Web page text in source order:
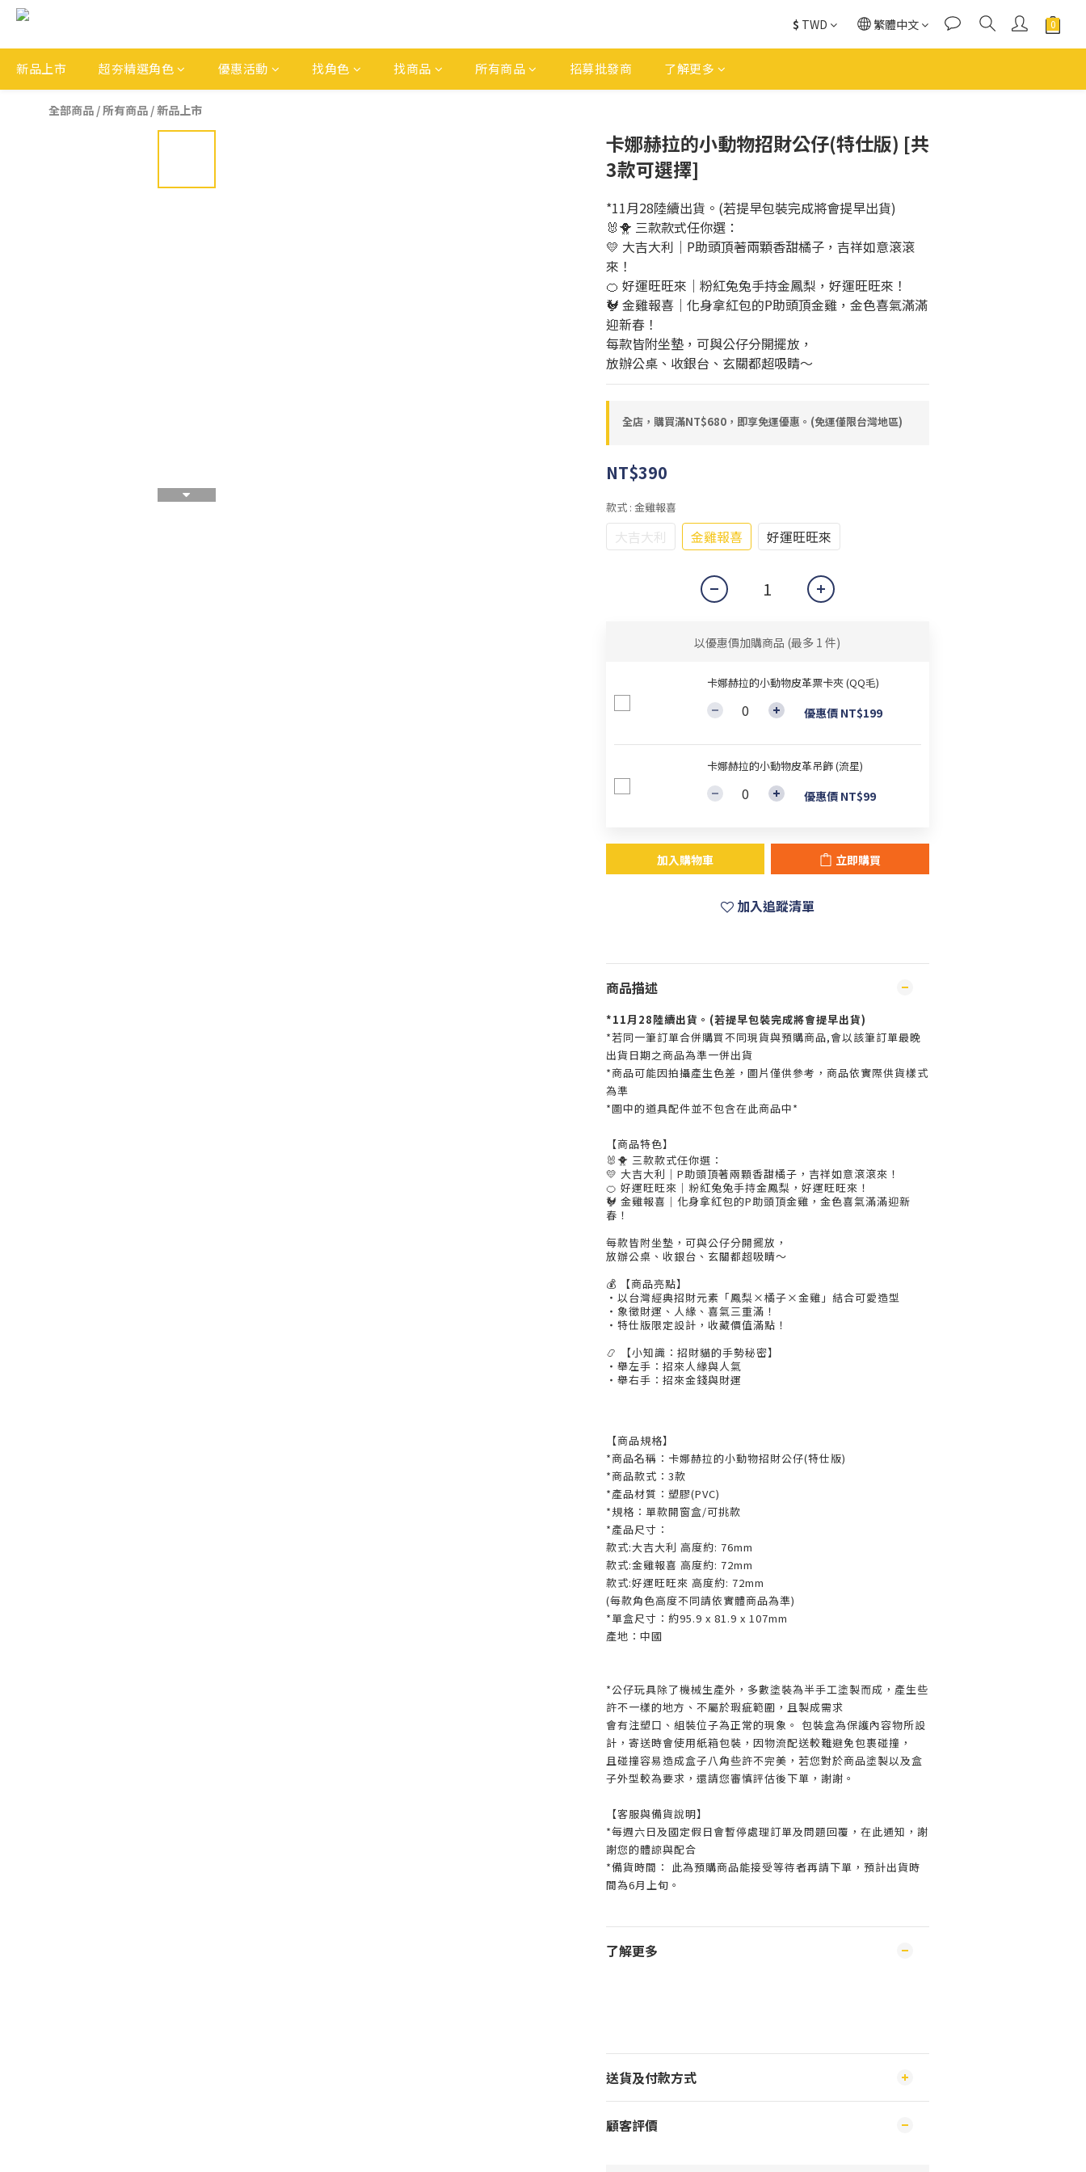
$ TWD 繁體中文
新品上市 超夯精選角色 優惠活動 找角色 找商品 所有商品 招募批發商 了解更多
全部商品 /所有商品 /新品上市
卡娜赫拉的小動物招財公仔(特仕版) [共
3款可選擇]
*11月28陸續出貨。(若提早包裝完成將會提早出貨)
🐰🐥 三款款式任你選：
💛 大吉大利｜P助頭頂著兩顆香甜橘子，吉祥如意滾滾
來！
🍊 好運旺旺來｜粉紅兔兔手持金鳳梨，好運旺旺來！
🐓 金雞報喜｜化身拿紅包的P助頭頂金雞，金色喜氣滿滿
迎新春！
每款皆附坐墊，可與公仔分開擺放，
放辦公桌、收銀台、玄關都超吸睛～
全店，購買滿NT$680，即享免運優惠。(免運僅限台灣地區)
NT$390
款式 : 金雞報喜
大吉大利 金雞報喜 好運旺旺來
以優惠價加購商品 (最多 1 件)
卡娜赫拉的小動物皮革票卡夾 (QQ毛)
優惠價 NT$199
卡娜赫拉的小動物皮革吊飾 (流星)
優惠價 NT$99
加入購物車 立即購買
加入追蹤清單
商品描述
*11月28陸續出貨。(若提早包裝完成將會提早出貨)
*若同一筆訂單合併購買不同現貨與預購商品,會以該筆訂單最晚
出貨日期之商品為準一併出貨
*商品可能因拍攝產生色差，圖片僅供參考，商品依實際供貨樣式
為準
*圖中的道具配件並不包含在此商品中*
【商品特色】
🐰🐥 三款款式任你選：
💛 大吉大利｜P助頭頂著兩顆香甜橘子，吉祥如意滾滾來！
🍊 好運旺旺來｜粉紅兔兔手持金鳳梨，好運旺旺來！
🐓 金雞報喜｜化身拿紅包的P助頭頂金雞，金色喜氣滿滿迎新
春！
每款皆附坐墊，可與公仔分開擺放，
放辦公桌、收銀台、玄關都超吸睛～
💰 【商品亮點】
・以台灣經典招財元素「鳳梨×橘子×金雞」結合可愛造型
・象徵財運、人緣、喜氣三重滿！
・特仕版限定設計，收藏價值滿點！
📿 【小知識：招財貓的手勢秘密】
・舉左手：招來人緣與人氣
・舉右手：招來金錢與財運
【商品規格】
*商品名稱：卡娜赫拉的小動物招財公仔(特仕版)
*商品款式：3款
*產品材質：塑膠(PVC)
*規格：單款開窗盒/可挑款
*產品尺寸：
款式:大吉大利 高度約: 76mm
款式:金雞報喜 高度約: 72mm
款式:好運旺旺來 高度約: 72mm
(每款角色高度不同請依實體商品為準)
*單盒尺寸：約95.9 x 81.9 x 107mm
產地：中國
*公仔玩具除了機械生產外，多數塗裝為半手工塗製而成，產生些
許不一樣的地方、不屬於瑕疵範圍，且製成需求
會有注塑口、組裝位子為正常的現象。 包裝盒為保護內容物所設
計，寄送時會使用紙箱包裝，因物流配送較難避免包裹碰撞，
且碰撞容易造成盒子八角些許不完美，若您對於商品塗製以及盒
子外型較為要求，還請您審慎評估後下單，謝謝。
【客服與備貨說明】
*每週六日及國定假日會暫停處理訂單及問題回覆，在此通知，謝
謝您的體諒與配合
*備貨時間： 此為預購商品能接受等待者再請下單，預計出貨時
間為6月上旬。
了解更多
送貨及付款方式
顧客評價